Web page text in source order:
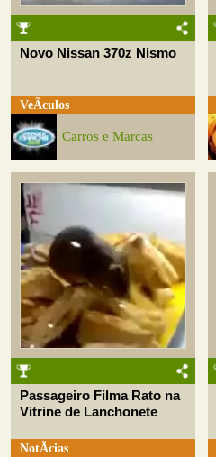
Novo Nissan 370z Nismo
VeÃ­culos
Carros e Marcas
Passageiro Filma Rato na
Vitrine de Lanchonete
NotÃ­cias